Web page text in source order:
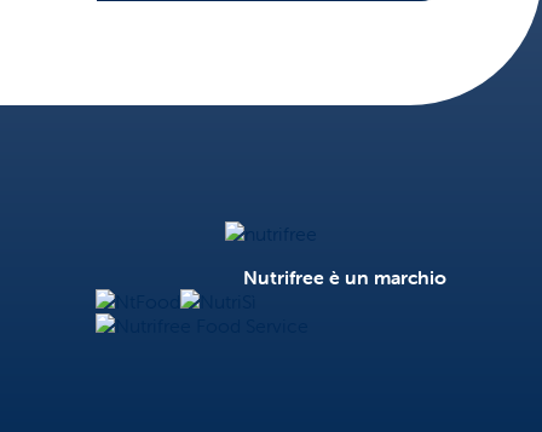
Nutrifree è un marchio
NtFood